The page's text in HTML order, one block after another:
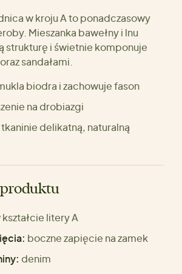
w kroju A to ponadczasowy
Mieszanka bawełny i lnu
strukturę i świetnie komponuje
sandałami.
biodra i zachowuje fason
na drobiazgi
delikatną, naturalną
produktu
kształcie litery A
boczne zapięcie na zamek
denim